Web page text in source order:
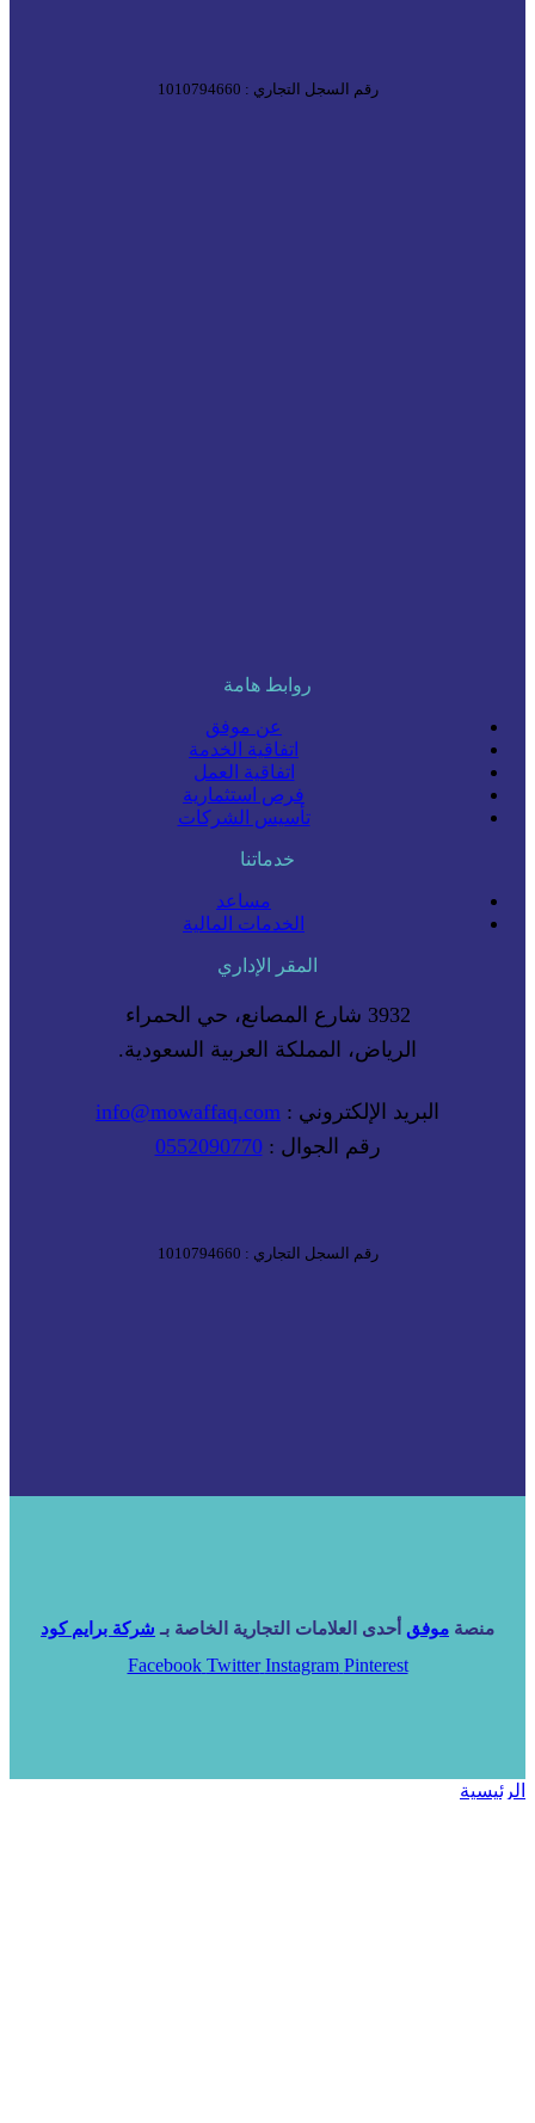
رقم السجل التجاري : 1010794660
روابط هامة
عن موفق
اتفاقية الخدمة
اتفاقية العمل
فرص استثمارية
تأسيس الشركات
خدماتنا
مساعد
الخدمات المالية
المقر الإداري
3932 شارع المصانع، حي الحمراء
الرياض، المملكة العربية السعودية.
البريد الإلكتروني : info@mowaffaq.com
رقم الجوال :0552090770
رقم السجل التجاري : 1010794660
منصة موفق أحدى العلامات التجارية الخاصة بـ شركة برايم كود
Facebook Twitter Instagram Pinterest
الرئيسية